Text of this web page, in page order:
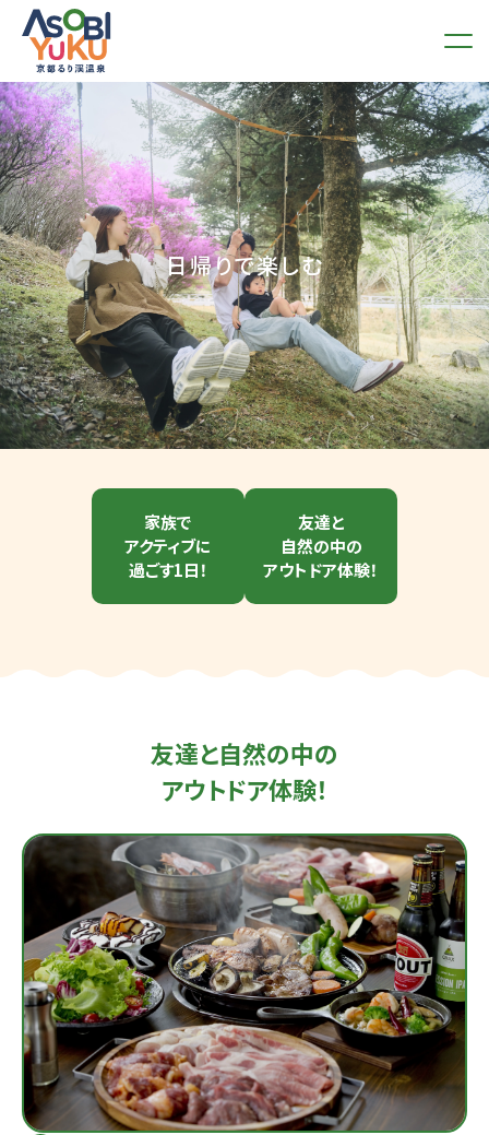
日帰りで楽しむ
家族で
アクティブに
過ごす1日！
友達と
自然の中の
アウトドア体験！
友達と自然の中の
アウトドア体験！